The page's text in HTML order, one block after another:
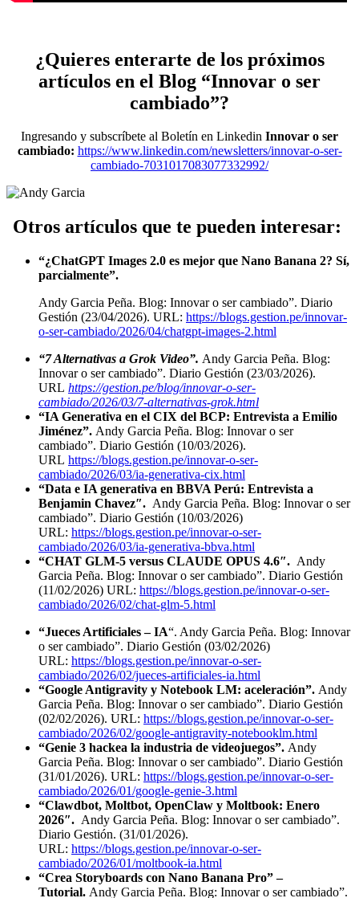
¿Quieres enterarte de los próximos
artículos en el Blog “Innovar o ser
cambiado”?
Ingresando y subscríbete al Boletín en Linkedin Innovar o ser
cambiado: https://www.linkedin.com/newsletters/innovar-o-ser-
cambiado-7031017083077332992/
Otros artículos que te pueden interesar:
“¿ChatGPT Images 2.0 es mejor que Nano Banana 2? Sí,
parcialmente”.
Andy Garcia Peña. Blog: Innovar o ser cambiado”. Diario
Gestión (23/04/2026). URL: https://blogs.gestion.pe/innovar-
o-ser-cambiado/2026/04/chatgpt-images-2.html
“7 Alternativas a Grok Video”. Andy Garcia Peña. Blog:
Innovar o ser cambiado”. Diario Gestión (23/03/2026).
URL https://gestion.pe/blog/innovar-o-ser-
cambiado/2026/03/7-alternativas-grok.html
“IA Generativa en el CIX del BCP: Entrevista a Emilio
Jiménez”. Andy Garcia Peña. Blog: Innovar o ser
cambiado”. Diario Gestión (10/03/2026).
URL https://blogs.gestion.pe/innovar-o-ser-
cambiado/2026/03/ia-generativa-cix.html
“Data e IA generativa en BBVA Perú: Entrevista a
Benjamin Chavez″. Andy Garcia Peña. Blog: Innovar o ser
cambiado”. Diario Gestión (10/03/2026)
URL: https://blogs.gestion.pe/innovar-o-ser-
cambiado/2026/03/ia-generativa-bbva.html
“CHAT GLM-5 versus CLAUDE OPUS 4.6″. Andy
Garcia Peña. Blog: Innovar o ser cambiado”. Diario Gestión
(11/02/2026) URL: https://blogs.gestion.pe/innovar-o-ser-
cambiado/2026/02/chat-glm-5.html
“Jueces Artificiales – IA“. Andy Garcia Peña. Blog: Innovar
o ser cambiado”. Diario Gestión (03/02/2026)
URL: https://blogs.gestion.pe/innovar-o-ser-
cambiado/2026/02/jueces-artificiales-ia.html
“Google Antigravity y Notebook LM: aceleración”. Andy
Garcia Peña. Blog: Innovar o ser cambiado”. Diario Gestión
(02/02/2026). URL: https://blogs.gestion.pe/innovar-o-ser-
cambiado/2026/02/google-antigravity-notebooklm.html
“Genie 3 hackea la industria de videojuegos”. Andy
Garcia Peña. Blog: Innovar o ser cambiado”. Diario Gestión
(31/01/2026). URL: https://blogs.gestion.pe/innovar-o-ser-
cambiado/2026/01/google-genie-3.html
“Clawdbot, Moltbot, OpenClaw y Moltbook: Enero
2026″. Andy Garcia Peña. Blog: Innovar o ser cambiado”.
Diario Gestión. (31/01/2026).
URL: https://blogs.gestion.pe/innovar-o-ser-
cambiado/2026/01/moltbook-ia.html
“Crea Storyboards con Nano Banana Pro” –
Tutorial. Andy Garcia Peña. Blog: Innovar o ser cambiado”.